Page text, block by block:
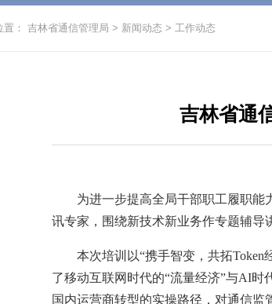
置： 吉林省通信管理局 > 新闻动态 > 工作动态
吉林省通
为进一步提高全局干部职工履职能
讯专家，围绕新技术新业务作专题辅导
本次培训以“携手智变，共拓
了移动互联网时代的“流量经济”与AI时
国内运营商转型的实操路径，对通信监